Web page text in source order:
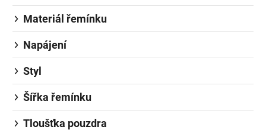
Materiál řemínku
Napájení
Styl
Šířka řemínku
Tloušťka pouzdra